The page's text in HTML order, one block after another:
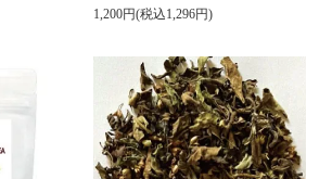
1,200円(税込1,296円)